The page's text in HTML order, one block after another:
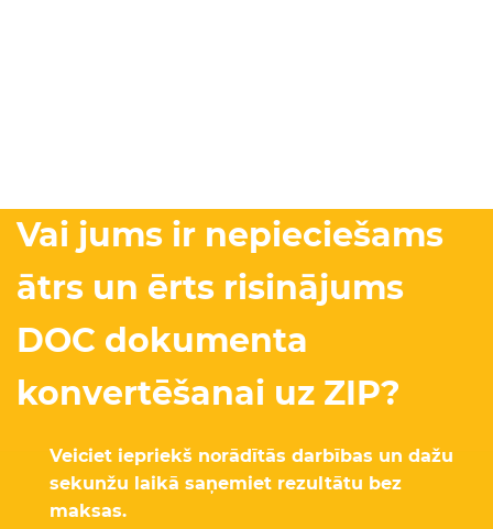
Vai jums ir nepieciešams
ātrs un ērts risinājums
DOC dokumenta
konvertēšanai uz ZIP?
Veiciet iepriekš norādītās darbības un dažu
sekunžu laikā saņemiet rezultātu bez
maksas.